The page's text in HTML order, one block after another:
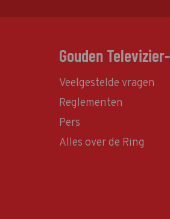
Gouden
Veelgestelde vragen
Reglementen
Pers
Alles over de Ring